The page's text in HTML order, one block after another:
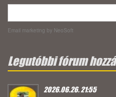
Email marketing by NeoSoft
Legutóbbi fórum
2026.06.26. 21:55